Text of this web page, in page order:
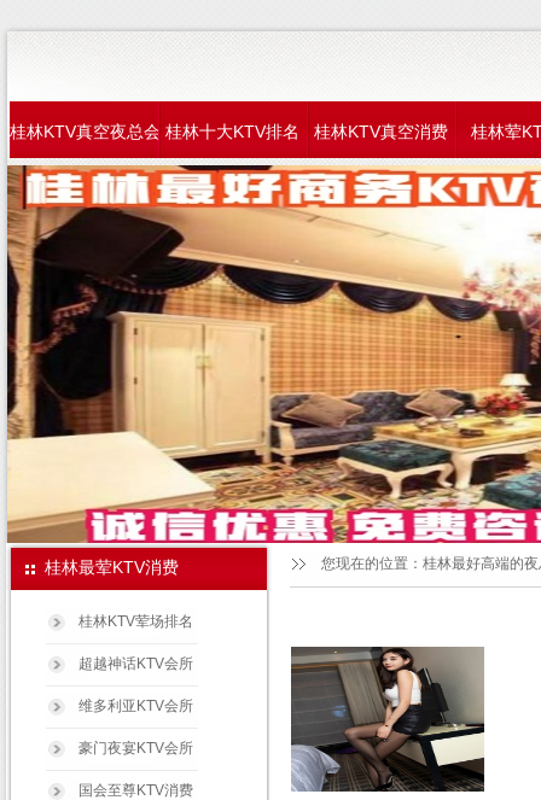
桂林KTV真空夜总会 桂林十大KTV排名 桂林KTV真空消费 桂林荤
桂林最荤KTV消费
桂林KTV荤场排名
超越神话KTV会所
维多利亚KTV会所
豪门夜宴KTV会所
国会至尊KTV消费
您现在的位置： 桂林最好高端的